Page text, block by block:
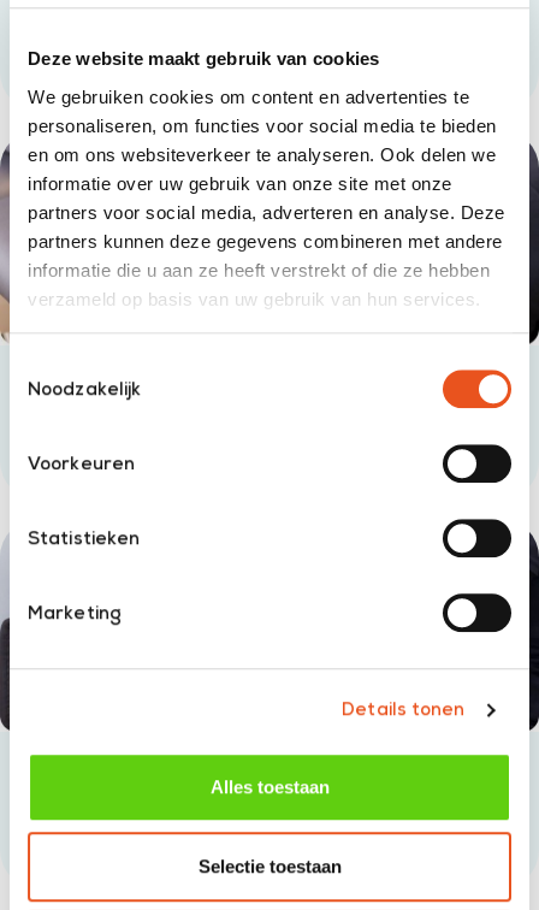
Deze website maakt gebruik van cookies
We gebruiken cookies om content en advertenties te
personaliseren, om functies voor social media te bieden
en om ons websiteverkeer te analyseren. Ook delen we
informatie over uw gebruik van onze site met onze
partners voor social media, adverteren en analyse. Deze
partners kunnen deze gegevens combineren met andere
informatie die u aan ze heeft verstrekt of die ze hebben
verzameld op basis van uw gebruik van hun services.
Noodzakelijk
Voorkeuren
Statistieken
Marketing
Details tonen
Alles toestaan
Selectie toestaan
lees meer
Nagelbeugeltechniek
lees meer